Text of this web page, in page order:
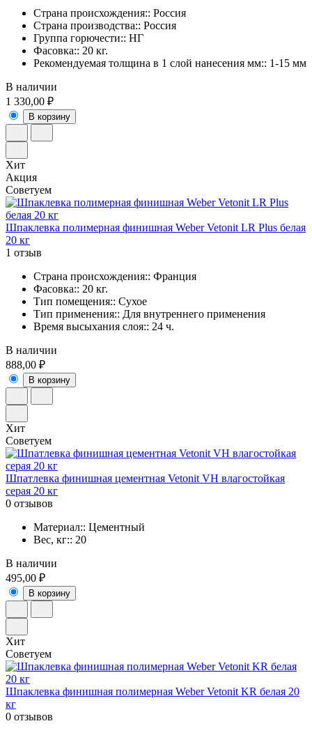
Страна происхождения:: Россия
Страна производства:: Россия
Группа горючести:: НГ
Фасовка:: 20 кг.
Рекомендуемая толщина в 1 слой нанесения мм:: 1-15 мм
В наличии
1 330,00 ₽
В корзину
Хит
Акция
Советуем
Шпаклевка полимерная финишная Weber Vetonit LR Plus белая
20 кг
1 отзыв
Страна происхождения:: Франция
Фасовка:: 20 кг.
Тип помещения:: Сухое
Тип применения:: Для внутреннего применения
Время высыхания слоя:: 24 ч.
В наличии
888,00 ₽
В корзину
Хит
Советуем
Шпатлевка финишная цементная Vetonit VH влагостойкая
серая 20 кг
0 отзывов
Материал:: Цементный
Вес, кг:: 20
В наличии
495,00 ₽
В корзину
Хит
Советуем
Шпаклевка финишная полимерная Weber Vetonit KR белая 20
кг
0 отзывов